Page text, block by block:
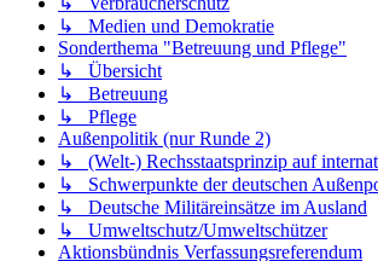
↳ Medien und Demokratie
Sonderthema "Betreuung und Pflege"
↳ Übersicht
↳ Betreuung
↳ Pflege
Außenpolitik (nur Runde 2)
↳ (Welt-) Rechsstaatsprinzip auf
↳ Schwerpunkte der deutschen
↳ Deutsche Militäreinsätze im Ausland
↳ Umweltschutz/Umweltschützer
Aktionsbündnis Verfassungsreferendum